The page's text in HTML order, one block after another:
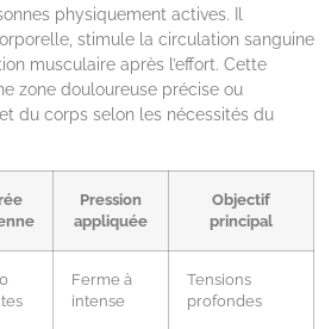
physiquement actives. Il
stimule la circulation sanguine
musculaire après l’effort. Cette
zone douloureuse précise ou
du corps selon les nécessités du
Pression
appliquée
Objectif
principal
Ferme à
intense
Tensions
profondes